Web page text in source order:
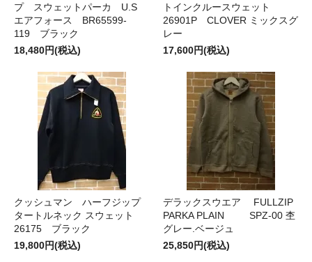
プ スウェットパーカ U.S
エアフォース BR65599-
119 ブラック
18,480円(税込)
トインクルースウェット
26901P CLOVER ミックスグ
レー
17,600円(税込)
クッシュマン ハーフジップ
タートルネック スウェット
26175 ブラック
19,800円(税込)
デラックスウエア FULLZIP
PARKA PLAIN SPZ-00 杢
グレー.ベージュ
25,850円(税込)